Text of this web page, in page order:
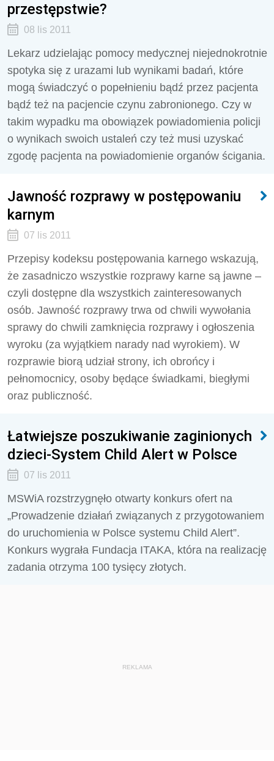
przestępstwie?
08 lis 2011
Lekarz udzielając pomocy medycznej niejednokrotnie
spotyka się z urazami lub wynikami badań, które
mogą świadczyć o popełnieniu bądź przez pacjenta
bądź też na pacjencie czynu zabronionego. Czy w
takim wypadku ma obowiązek powiadomienia policji
o wynikach swoich ustaleń czy też musi uzyskać
zgodę pacjenta na powiadomienie organów ścigania.
Jawność rozprawy w postępowaniu
karnym
07 lis 2011
Przepisy kodeksu postępowania karnego wskazują,
że zasadniczo wszystkie rozprawy karne są jawne –
czyli dostępne dla wszystkich zainteresowanych
osób. Jawność rozprawy trwa od chwili wywołania
sprawy do chwili zamknięcia rozprawy i ogłoszenia
wyroku (za wyjątkiem narady nad wyrokiem). W
rozprawie biorą udział strony, ich obrońcy i
pełnomocnicy, osoby będące świadkami, biegłymi
oraz publiczność.
Łatwiejsze poszukiwanie zaginionych
dzieci-System Child Alert w Polsce
07 lis 2011
MSWiA rozstrzygnęło otwarty konkurs ofert na
„Prowadzenie działań związanych z przygotowaniem
do uruchomienia w Polsce systemu Child Alert”.
Konkurs wygrała Fundacja ITAKA, która na realizację
zadania otrzyma 100 tysięcy złotych.
REKLAMA